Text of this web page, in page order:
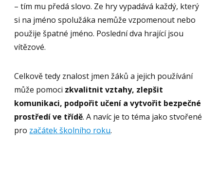
– tím mu předá slovo. Ze hry vypadává každý, který
si na jméno spolužáka nemůže vzpomenout nebo
použije špatné jméno. Poslední dva hrající jsou
vítězové.
Celkově tedy znalost jmen žáků a jejich používání
může pomoci zkvalitnit vztahy, zlepšit
komunikaci, podpořit učení a vytvořit bezpečné
prostředí ve třídě. A navíc je to téma jako stvořené
pro začátek školního roku.